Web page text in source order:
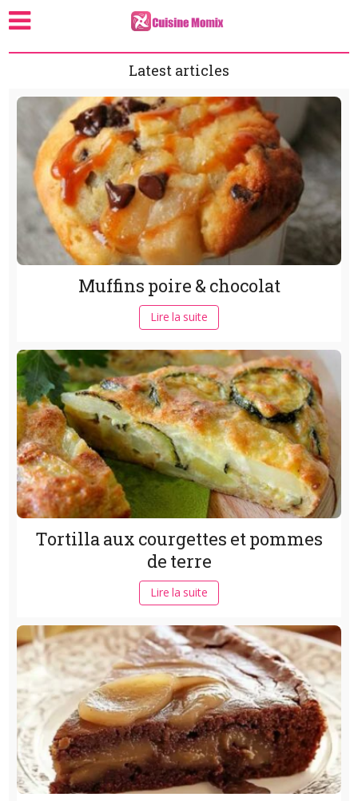
Latest articles
Muffins poire & chocolat
Lire la suite
Tortilla aux courgettes et pommes
de terre
Lire la suite